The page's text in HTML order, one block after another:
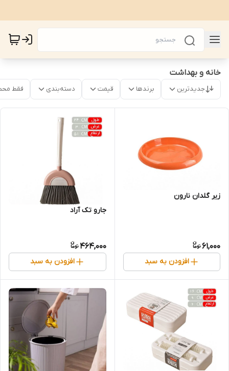
خانه و بهداشت
جدیدترین برندها قیمت دسته‌بندی فقط
زیر گلدان نارون
61,000
افزودن به سبد
جارو تک آراد
464,000
افزودن به سبد